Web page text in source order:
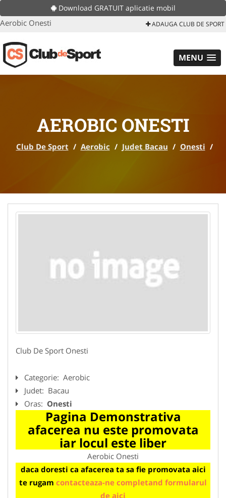
Download GRATUIT aplicatie mobil
Aerobic Onesti ADAUGA CLUB DE SPORT
MENU
AEROBIC ONESTI
Club De Sport / Aerobic / Judet Bacau / Onesti /
Club De Sport Onesti
Categorie: Aerobic
Judet: Bacau
Oras: Onesti
Pagina Demonstrativa
afacerea nu este promovata
iar locul este liber
Aerobic Onesti
daca doresti ca afacerea ta sa fie promovata aici
te rugam contacteaza-ne completand formularul
de aici